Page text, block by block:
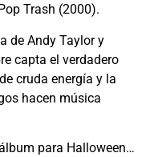
Trash (2000).
de Andy Taylor y
capta el verdadero
cruda energía y la
hacen música
para Halloween…